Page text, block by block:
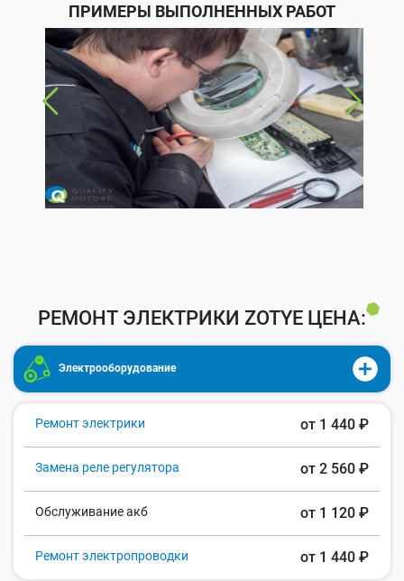
ПРИМЕРЫ ВЫПОЛНЕННЫХ РАБОТ
РЕМОНТ ЭЛЕКТРИКИ ZOTYE ЦЕНА:
Электрооборудование
Ремонт электрики от 1 440 ₽
Замена реле регулятора от 2 560 ₽
Обслуживание акб от 1 120 ₽
Ремонт электропроводки от 1 440 ₽